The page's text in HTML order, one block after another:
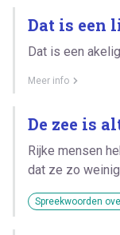
Dat is een
Dat is een
Meer info
De zee is
Rijke mensen
dat ze zo weinig
Spreekwoorden